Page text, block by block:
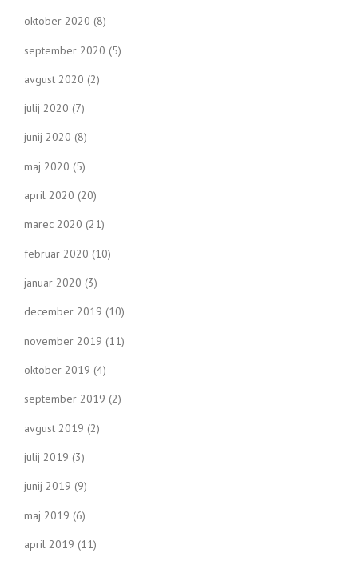
oktober 2020 (8)
september 2020 (5)
avgust 2020 (2)
julij 2020 (7)
junij 2020 (8)
maj 2020 (5)
april 2020 (20)
marec 2020 (21)
februar 2020 (10)
januar 2020 (3)
december 2019 (10)
november 2019 (11)
oktober 2019 (4)
september 2019 (2)
avgust 2019 (2)
julij 2019 (3)
junij 2019 (9)
maj 2019 (6)
april 2019 (11)